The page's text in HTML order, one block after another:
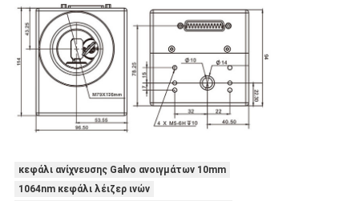
κεφάλι ανίχνευσης Galvo ανοιγμάτων 10mm
1064nm κεφάλι λέιζερ ινών